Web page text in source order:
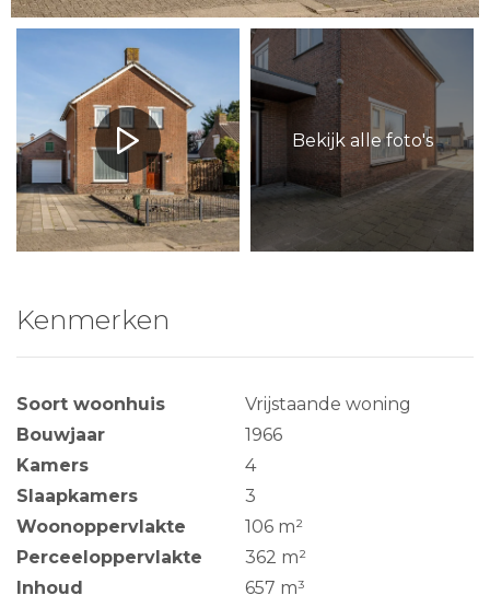
Bekijk alle foto's
Kenmerken
Soort woonhuis
Vrijstaande woning
Bouwjaar
1966
Kamers
4
Slaapkamers
3
Woonoppervlakte
106 m²
Perceeloppervlakte
362 m²
Inhoud
657 m³